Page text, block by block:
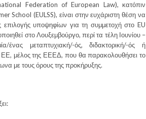
Federation of European Law), κατόπιν
School (EULSS), είναι στην ευχάριστη θέση να
επιλογής υποψηφίων για τη συμμετοχή στο EU
στο Λουξεμβούργο, περί τα τέλη Ιουνίου –
μεταπτυχιακή/-ός, διδακτορική/-ός ή
ΕΕ, μέλος της ΕΕΕΔ, που θα παρακολουθήσει το
με τους όρους της προκήρυξης.